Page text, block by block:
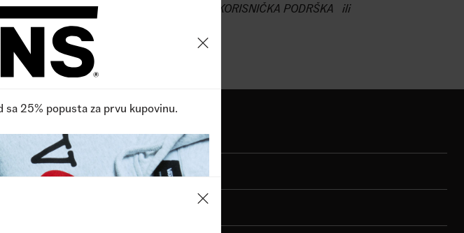
obratiti putem online formulara na linku
KORISNIČKA PODRŠKA ili
25% popusta za prvu kupovinu.